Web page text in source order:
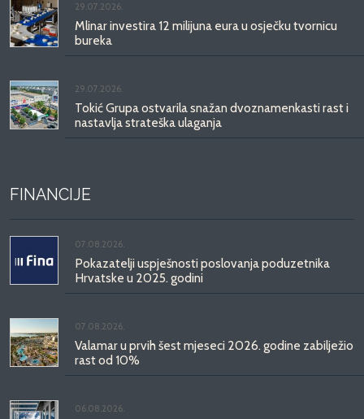
29.07.2026.
Mlinar investira 12 milijuna eura u osječku tvornicu
bureka
29.07.2026.
Tokić Grupa ostvarila snažan dvoznamenkasti rast i
nastavlja strateška ulaganja
FINANCIJE
07.08.2026.
Pokazatelji uspješnosti poslovanja poduzetnika
Hrvatske u 2025. godini
07.08.2026.
Valamar u prvih šest mjeseci 2026. godine zabilježio
rast od 10%
06.08.2026.